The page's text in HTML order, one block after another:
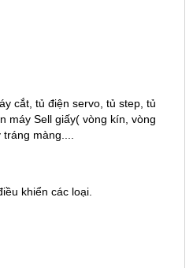
cắt, tủ điện servo, tủ step, tủ
máy Sell giấy( vòng kín, vòng
màng....
khiển các loại.